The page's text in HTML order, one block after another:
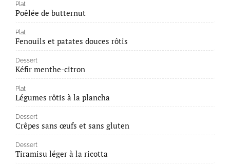
Plat
Poêlée de butternut
Plat
Fenouils et patates douces rôtis
Dessert
Kéfir menthe-citron
Plat
Légumes rôtis à la plancha
Dessert
Crêpes sans œufs et sans gluten
Dessert
Tiramisu léger à la ricotta